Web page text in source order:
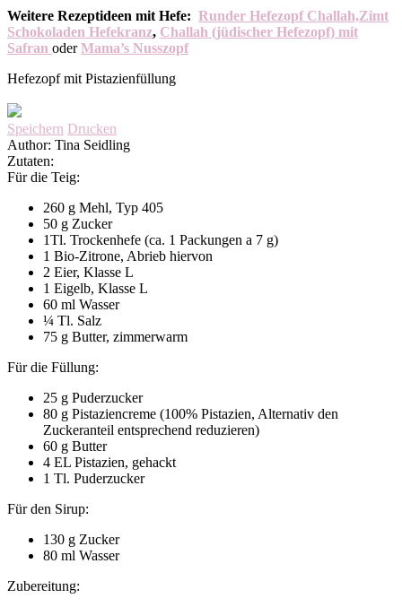
Weitere Rezeptideen mit Hefe: Runder Hefezopf Challah,Zimt
Schokoladen Hefekranz, Challah (jüdischer Hefezopf) mit
Safran oderMama’s Nusszopf
Hefezopf mit Pistazienfüllung
Speichern Drucken
Author: Tina Seidling
Zutaten:
Für die Teig:
260 g Mehl, Typ 405
50 g Zucker
1Tl. Trockenhefe (ca. 1 Packungen a 7 g)
1 Bio-Zitrone, Abrieb hiervon
2 Eier, Klasse L
1 Eigelb, Klasse L
60 ml Wasser
¼ Tl. Salz
75 g Butter, zimmerwarm
Für die Füllung:
25 g Puderzucker
80 g Pistaziencreme (100% Pistazien, Alternativ den
Zuckeranteil entsprechend reduzieren)
60 g Butter
4 EL Pistazien, gehackt
1 Tl. Puderzucker
Für den Sirup:
130 g Zucker
80 ml Wasser
Zubereitung: